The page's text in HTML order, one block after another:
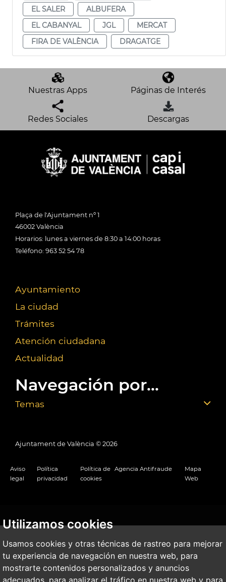
Utilizamos cookies
Usamos cookies y otras técnicas de rastreo para mejorar
tu experiencia de navegación en nuestra web, para
mostrarte contenidos personalizados y anuncios
adecuados, para analizar el tráfico en nuestra web y para
EL SALER
ALBUFERA
EL CABANYAL
JGL
MERCAT
FIRA DE VALÈNCIA
DRAGATGE
Nuestras Apps Páginas de Interés
Redes Sociales Descargas
Plaça de l'Ajuntament nº 1
46002 València
Horarios: lunes a viernes de 8:30 a 14:00 horas
Teléfono: 963 52 54 78
Ayuntamiento
La ciudad
Trámites
Atención ciudadana
Actualidad
Navegación por...
Temas
Ajuntament de València © 2026
Aviso
legal
Política
privacidad
Política de
cookies
Agencia Antifraude
Mapa
Web